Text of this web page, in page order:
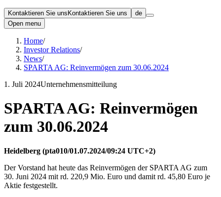
Kontaktieren Sie uns Kontaktieren Sie uns
de
Open menu
Home/
Investor Relations/
News/
SPARTA AG: Reinvermögen zum 30.06.2024
1. Juli 2024Unternehmensmitteilung
SPARTA AG: Reinvermögen
zum 30.06.2024
Heidelberg (pta010/01.07.2024/09:24 UTC+2)
Der Vorstand hat heute das Reinvermögen der SPARTA AG zum
30. Juni 2024 mit rd. 220,9 Mio. Euro und damit rd. 45,80 Euro je
Aktie festgestellt.